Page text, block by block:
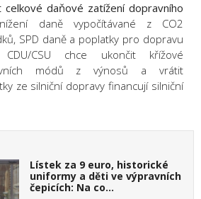
celkové daňové zatížení dopravního
daně vypočítávané z CO2
SPD daně a poplatky pro dopravu
CSU chce ukončit křížové
módů z výnosů a vrátit
ze silniční dopravy financují silniční
Lístek za 9 euro, historické
uniformy a děti ve výpravních
čepicích: Na co…